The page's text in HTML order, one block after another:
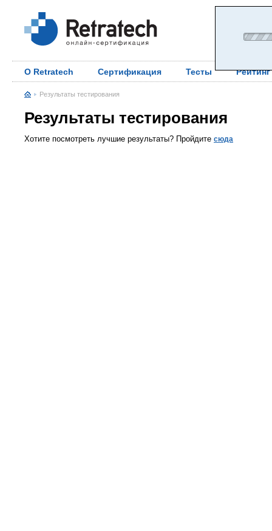
О Retratech Сертификация Тесты Рейтинг
Результаты тестирования
Результаты тестирования
Хотите посмотреть лучшие результаты? Пройдите сюда